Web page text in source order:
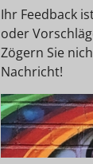
Ihr Feedback
oder
Zögern Sie
Nachricht!